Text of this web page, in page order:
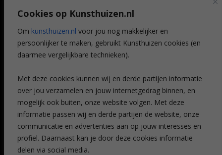
Cookies op Kunsthuizen.nl
Om kunsthuizen.nl voor jou nog makkelijker en
persoonlijker te maken, gebruikt Kunsthuizen cookies (en
daarmee vergelijkbare technieken).
Met deze cookies kunnen wij en derde partijen informatie
over jou verzamelen en jouw internetgedrag binnen, en
mogelijk ook buiten, onze website volgen. Met deze
informatie passen wij en derde partijen de website, onze
communicatie en advertenties aan op jouw interesses en
profiel. Daarnaast kan je door deze cookies informatie
delen via social media.
Voordelen
Veelgestelde vragen
CONTACT
Leiden
Amsterdam
Breda
Favorieten
Mijn art alert
NIEUWSBRIEF